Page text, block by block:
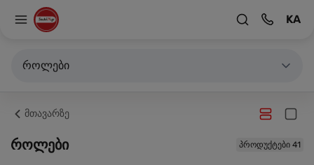
KA
როლები
მთავარზე
როლები პროდუქტები 41